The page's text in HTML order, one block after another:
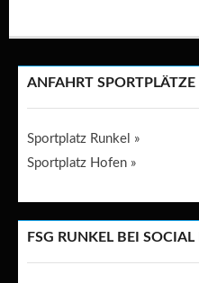
ANFAHRT
Sportplatz Runkel »
Sportplatz Hofen »
FSG RUNKEL BEI